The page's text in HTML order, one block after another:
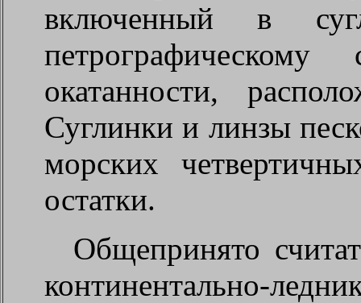
включенный в
окатанности,
Суглинки и линзы
морских
остатки.
Общепринято
континентально-